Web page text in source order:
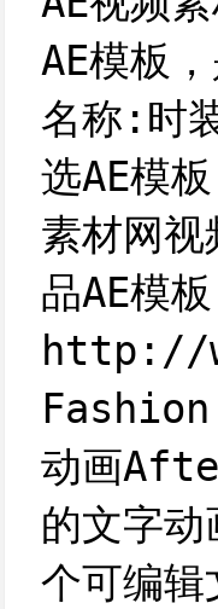
AE模板
名称:时
选AE模
素材网视
品AE模
http://
Fashion
动画
的文字
个可编辑